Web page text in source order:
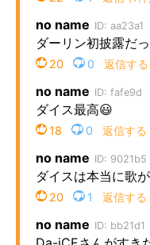
建設×テクノロジーの最前
ちょっと気になるネット